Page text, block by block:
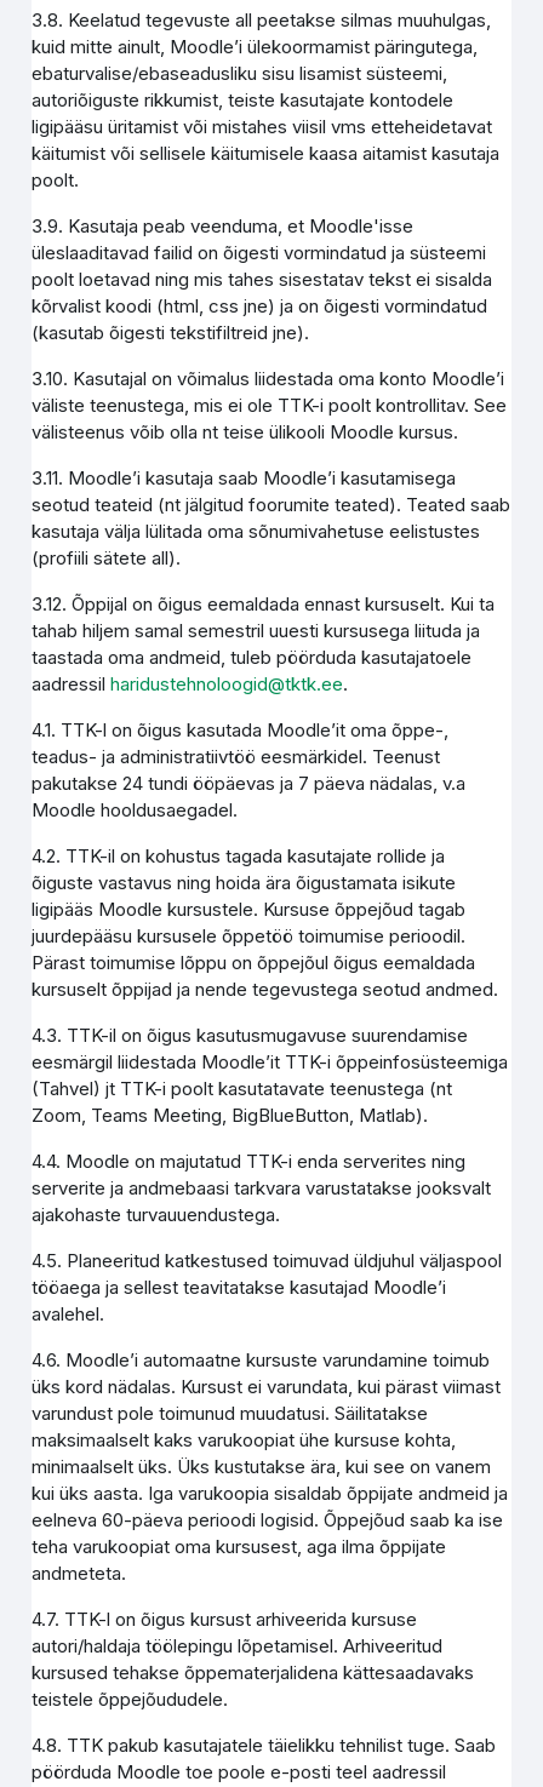
3.8. Keelatud tegevuste all peetakse silmas muuhulgas,
kuid mitte ainult, Moodle’i ülekoormamist päringutega,
ebaturvalise/ebaseadusliku sisu lisamist süsteemi,
autoriõiguste rikkumist, teiste kasutajate kontodele
ligipääsu üritamist või mistahes viisil vms etteheidetavat
käitumist või sellisele käitumisele kaasa aitamist kasutaja
poolt.
3.9. Kasutaja peab veenduma, et Moodle'isse
üleslaaditavad failid on õigesti vormindatud ja süsteemi
poolt loetavad ning mis tahes sisestatav tekst ei sisalda
kõrvalist koodi (html, css jne) ja on õigesti vormindatud
(kasutab õigesti tekstifiltreid jne).
3.10. Kasutajal on võimalus liidestada oma konto Moodle’i
väliste teenustega, mis ei ole TTK-i poolt kontrollitav. See
välisteenus võib olla nt teise ülikooli Moodle kursus.
3.11. Moodle’i kasutaja saab Moodle’i kasutamisega
seotud teateid (nt jälgitud foorumite teated). Teated saab
kasutaja välja lülitada oma sõnumivahetuse eelistustes
(profiili sätete all).
3.12. Õppijal on õigus eemaldada ennast kursuselt. Kui ta
tahab hiljem samal semestril uuesti kursusega liituda ja
taastada oma andmeid, tuleb pöörduda kasutajatoele
aadressilharidustehnoloogid@tktk.ee.
4.1. TTK-l on õigus kasutada Moodle’it oma õppe-,
teadus- ja administratiivtöö eesmärkidel. Teenust
pakutakse 24 tundi ööpäevas ja 7 päeva nädalas, v.a
Moodle hooldusaegadel.
4.2. TTK-il on kohustus tagada kasutajate rollide ja
õiguste vastavus ning hoida ära õigustamata isikute
ligipääs Moodle kursustele. Kursuse õppejõud tagab
juurdepääsu kursusele õppetöö toimumise perioodil.
Pärast toimumise lõppu on õppejõul õigus eemaldada
kursuselt õppijad ja nende tegevustega seotud andmed.
4.3. TTK-il on õigus kasutusmugavuse suurendamise
eesmärgil liidestada Moodle’it TTK-i õppeinfosüsteemiga
(Tahvel) jt TTK-i poolt kasutatavate teenustega (nt
Zoom, Teams Meeting, BigBlueButton, Matlab).
4.4. Moodle on majutatud TTK-i enda serverites ning
serverite ja andmebaasi tarkvara varustatakse jooksvalt
ajakohaste turvauuendustega.
4.5. Planeeritud katkestused toimuvad üldjuhul väljaspool
tööaega ja sellest teavitatakse kasutajad Moodle’i
avalehel.
4.6. Moodle’i automaatne kursuste varundamine toimub
üks kord nädalas. Kursust ei varundata, kui pärast viimast
varundust pole toimunud muudatusi. Säilitatakse
maksimaalselt kaks varukoopiat ühe kursuse kohta,
minimaalselt üks. Üks kustutakse ära, kui see on vanem
kui üks aasta. Iga varukoopia sisaldab õppijate andmeid ja
eelneva 60-päeva perioodi logisid. Õppejõud saab ka ise
teha varukoopiat oma kursusest, aga ilma õppijate
andmeteta.
4.7. TTK-l on õigus kursust arhiveerida kursuse
autori/haldaja töölepingu lõpetamisel. Arhiveeritud
kursused tehakse õppematerjalidena kättesaadavaks
teistele õppejõududele.
4.8. TTK pakub kasutajatele täielikku tehnilist tuge. Saab
pöörduda Moodle toe poole e-posti teel aadressil